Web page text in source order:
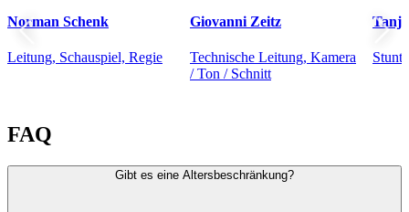
Norman Schenk
Leitung, Schauspiel, Regie
Giovanni Zeitz
Technische Leitung, Kamera
/ Ton / Schnitt
Stunt
FAQ
Gibt es eine Altersbeschränkung?